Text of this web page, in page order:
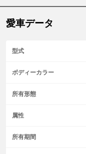
愛車データ
型式
ボディーカラー
所有形態
属性
所有期間